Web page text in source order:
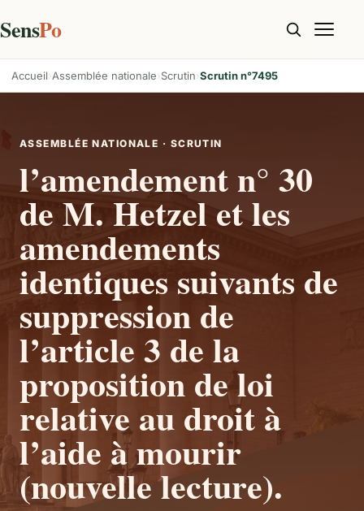
SensPo
Accueil Assemblée nationale Scrutin Scrutin n°7495
ASSEMBLÉE NATIONALE · SCRUTIN
l’amendement n° 30
de M. Hetzel et les
amendements
identiques suivants de
suppression de
l’article 3 de la
proposition de loi
relative au droit à
l’aide à mourir
(nouvelle lecture).